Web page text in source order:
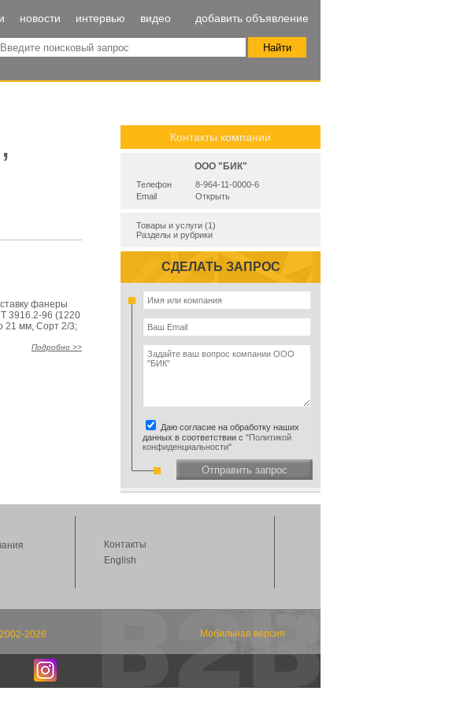
новости интервью видео добавить объявление
фанеры
3916.2-96 (1220
21 мм, Сорт 2/3;
Подробно >>
Контакты компании
ООО "БИК"
Телефон
8-964-11-0000-6
Email
Открыть
Товары и услуги (1)
Разделы и рубрики
СДЕЛАТЬ ЗАПРОС
Даю согласие на обработку наших
данных в соответствии с "Политикой
конфиденциальности"
Отправить запрос
Контакты
English
2026 Мобильная версия